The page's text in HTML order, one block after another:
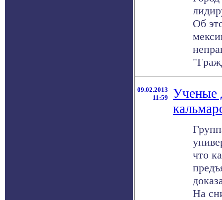
Об
09.02.2013
11:59
Ученые
что
На